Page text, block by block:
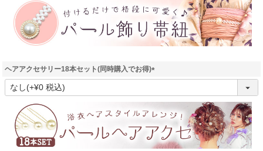
)
ヘアアクセサリー18本セット(同時購入でお得)
(
須
)